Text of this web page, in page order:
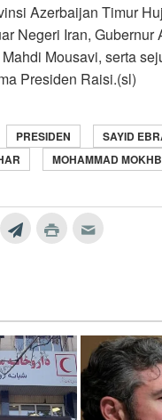
Azerbaijan Timur
Negeri Iran,
Mousavi, serta
Presiden Raisi.(sl)
PRESIDEN
SAYID
MOHAMMAD